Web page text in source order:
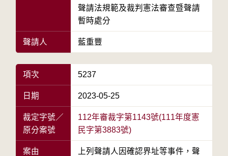
聲請法規範及裁判憲法審查暨聲請
暫時處分
聲請人 藍重豐
項次 5237
日期 2023-05-25
裁定字號／
原分案號
112年審裁字第1143號(111年度憲
民字第3883號)
案由
上列聲請人因確認界址等事件，聲